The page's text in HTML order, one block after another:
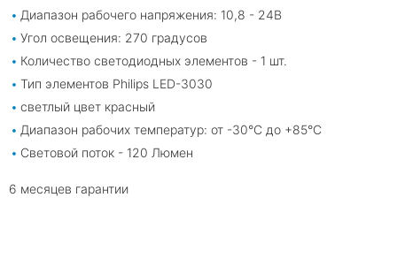
Диапазон рабочего напряжения: 10,8 - 24В
Угол освещения: 270 градусов
Количество светодиодных элементов - 1 шт.
Тип элементов Philips LED-3030
светлый цвет красный
Диапазон рабочих температур: от -30°С до +85°С
Световой поток - 120 Люмен
6 месяцев гарантии